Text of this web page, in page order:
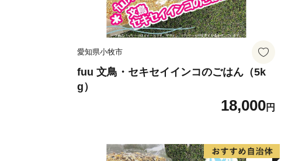
愛知県小牧市
fuu 文鳥・セキセイインコのごはん（5k
g）
18,000円